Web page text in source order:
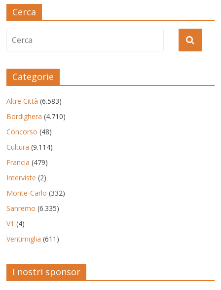
Cerca
Categorie
Altre Città (6.583)
Bordighera (4.710)
Concorso (48)
Cultura (9.114)
Francia (479)
Interviste (2)
Monte-Carlo (332)
Sanremo (6.335)
V1 (4)
Ventimiglia (611)
I nostri sponsor